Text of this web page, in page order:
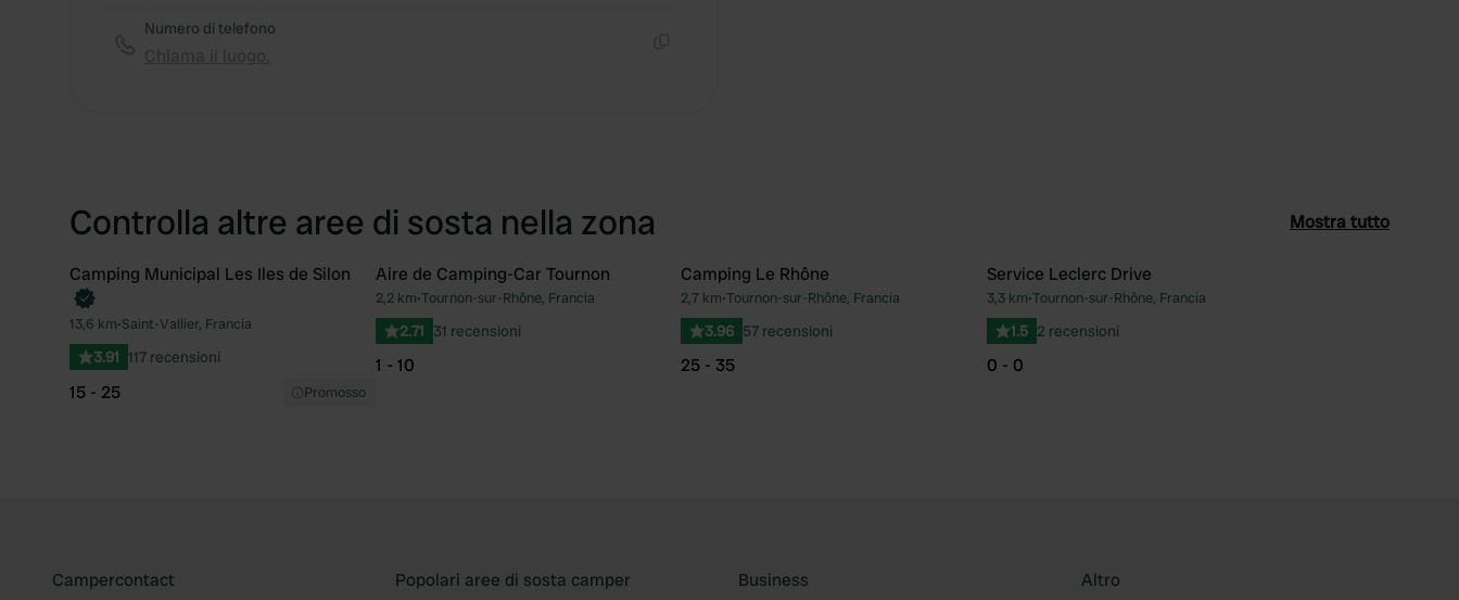
Numero di telefono
Controlla altre aree di sosta nella zona Mostra tutto
Preferito
Camping Municipal Les Iles de Silon
13,6 km•Saint-Vallier, Francia
3.91 117 recensioni
15 - 25 Promosso
Preferito
Aire de Camping-Car Tournon
2,2 km•Tournon-sur-Rhône, Francia
2.71 31 recensioni
1 - 10
Preferito
Camping Le Rhône
2,7 km•Tournon-sur-Rhône, Francia
3.96 57 recensioni
25 - 35
Service Leclerc Drive
3,3 km•Tournon-sur-Rhône, Francia
1.5 2 recensioni
0 - 0
Campercontact Popolari aree di sosta camper Business Altro